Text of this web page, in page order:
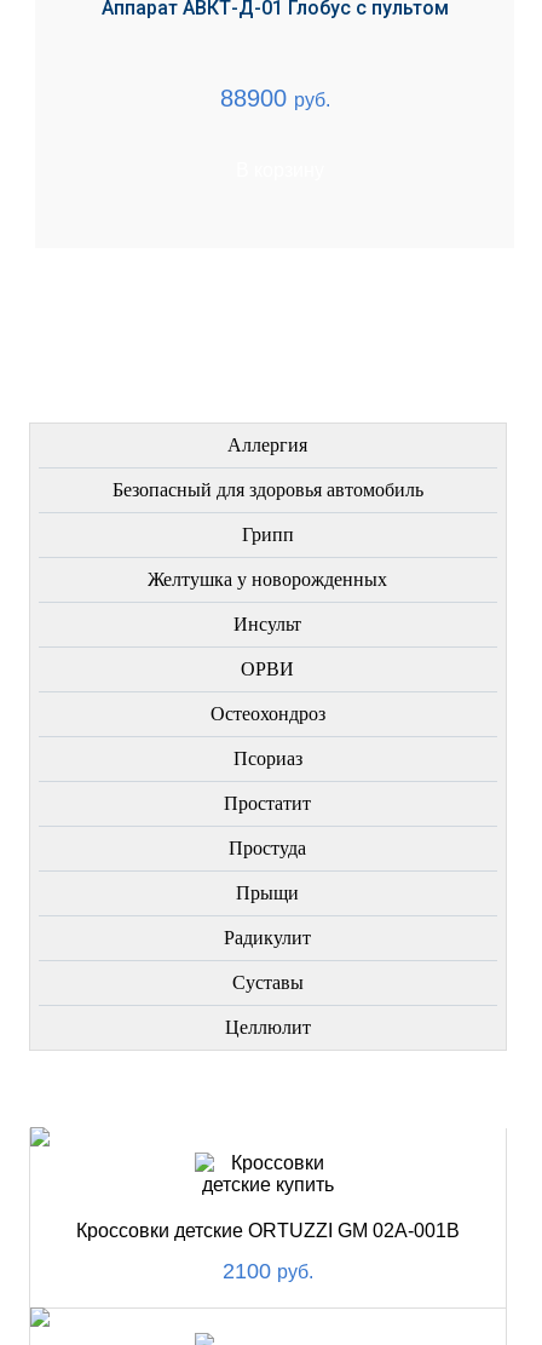
Аппарат АВКТ-Д-01 Глобус с пультом
88900 руб.
Аллергия
Безопасный для здоровья автомобиль
Грипп
Желтушка у новорожденных
Инсульт
ОРВИ
Остеохондроз
Пcориаз
Простатит
Простуда
Прыщи
Радикулит
Суставы
Целлюлит
Кроссовки детские ORTUZZI GM 02A-001В
2100 руб.